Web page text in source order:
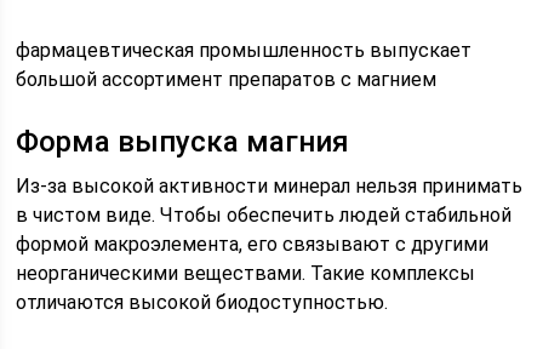
фармацевтическая промышленность выпускает
большой ассортимент препаратов с магнием
Форма выпуска магния
Из-за высокой активности минерал нельзя принимать
в чистом виде. Чтобы обеспечить людей стабильной
формой макроэлемента, его связывают с другими
неорганическими веществами. Такие комплексы
отличаются высокой биодоступностью.